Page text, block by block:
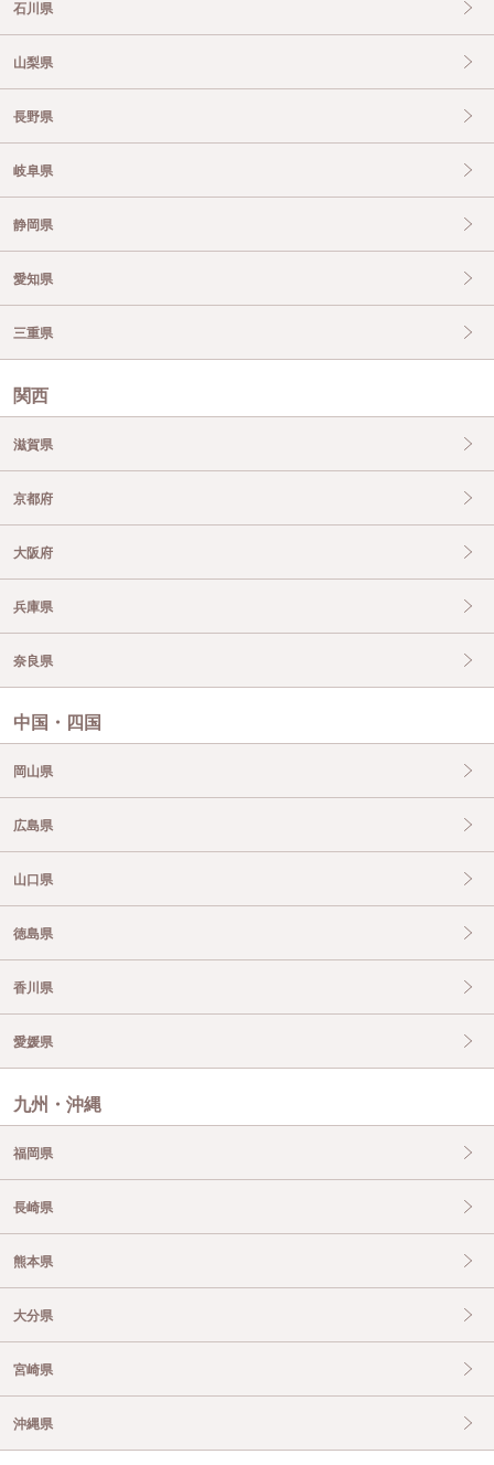
石川県
山梨県
長野県
岐阜県
静岡県
愛知県
三重県
関西
滋賀県
京都府
大阪府
兵庫県
奈良県
中国・四国
岡山県
広島県
山口県
徳島県
香川県
愛媛県
九州・沖縄
福岡県
長崎県
熊本県
大分県
宮崎県
沖縄県